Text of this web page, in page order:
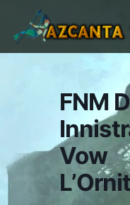
FNM
Vow